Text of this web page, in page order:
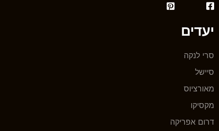
יעדים
סרי לנקה
סיישל
מאורציוס
מקסיקו
דרום אפריקה